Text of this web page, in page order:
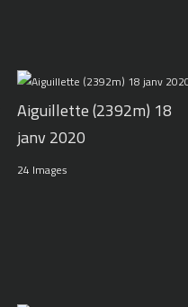
Aiguillette (2392m) 18
janv 2020
24 Images